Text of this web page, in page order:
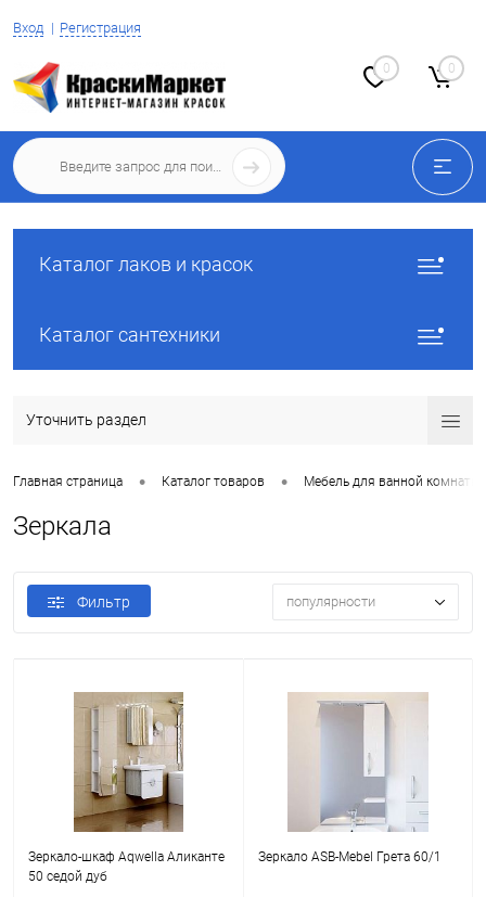
Вход Регистрация
0 0
Каталог лаков и красок
Каталог сантехники
Уточнить раздел
Главная страница • Каталог товаров • Мебель для ванной комнаты
Зеркала
Фильтр популярности
Зеркало-шкаф Aqwella Аликанте
50 седой дуб
Зеркало ASB-Mebel Грета 60/1